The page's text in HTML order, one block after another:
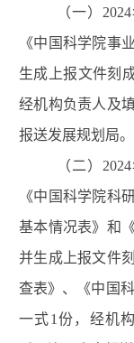
（一） 2024
《中国科学院事
生成上报文件刻
经机构负责人及
报送发展规划 局。
（二） 2024
《中国科学院科
基本情况表》 和
并生成上报文件
查表》 、 《中国
一式1 份，经机